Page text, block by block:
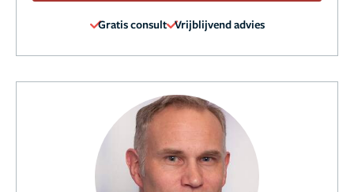
Gratis consult Vrijblijvend advies